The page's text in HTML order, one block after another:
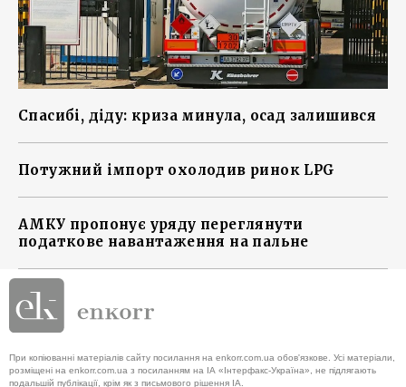
Спасибі, діду: криза минула, осад залишився
Потужний імпорт охолодив ринок LPG
АМКУ пропонує уряду переглянути
податкове навантаження на пальне
При копіюванні матеріалів сайту посилання на enkorr.com.ua обов'язкове. Усі матеріали,
розміщені на enkorr.com.ua з посиланням на ІА «Інтерфакс-Україна», не підлягають
подальшій публікації, крім як з письмового рішення ІА.